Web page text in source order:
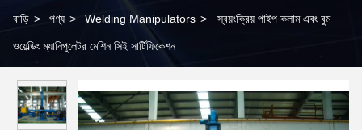
বাড়ি > পণ্য > Welding Manipulators > স্বয়ংক্রিয় পাইপ কলাম এবং বুম
ওয়েল্ডিং ম্যানিপুলেটর মেশিন সিই সার্টিফিকেশন